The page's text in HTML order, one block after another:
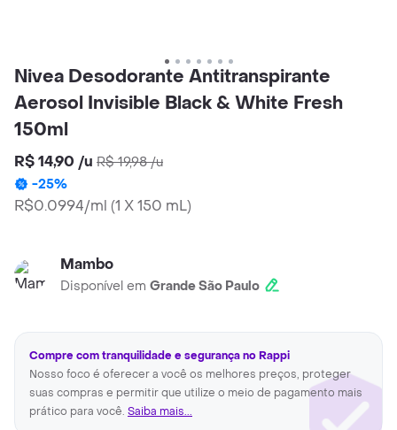
Nivea Desodorante Antitranspirante
Aerosol Invisible Black & White Fresh
150ml
R$ 14,90 /u R$ 19,98/u
-25%
R$0.0994/ml (1 X 150 mL)
Mambo
Disponível em Grande São Paulo
Compre com tranquilidade e segurança no Rappi
Nosso foco é oferecer a você os melhores preços, proteger
suas compras e permitir que utilize o meio de pagamento mais
prático para você. Saiba mais...